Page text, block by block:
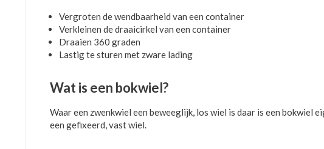
Vergroten de wendbaarheid van een container
Verkleinen de draaicirkel van een container
Draaien 360 graden
Lastig te sturen met zware lading
Wat is een bokwiel?
Waar een zwenkwiel een beweeglijk, los wiel is daar is een bokwiel
een gefixeerd, vast wiel.